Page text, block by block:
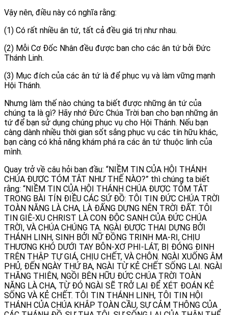
Vậy nên, điều này có nghĩa rằng:
(1) Có rất nhiều ân tứ, tất cả đều giá trị như nhau.
(2) Mỗi Cơ Đốc Nhân đều được ban cho các ân tứ bởi Đức
Thánh Linh.
(3) Mục đích của các ân tứ là để phục vụ và làm vững mạnh
Hội Thánh.
Nhưng làm thế nào chúng ta biết được những ân tứ của
chúng ta là gì? Hãy nhớ Đức Chúa Trời ban cho bạn những ân
tứ để bạn sử dụng chúng phục vụ cho Hội Thánh. Nếu bạn
càng dành nhiều thời gian sốt sắng phục vụ các tín hữu khác,
bạn càng có khả năng khám phá ra các ân tứ thuộc linh của
mình.
Quay trở về câu hỏi ban đầu: “NIỀM TIN CỦA HỘI THÁNH
CHÚA ĐƯỢC TÓM TẮT NHƯ THẾ NÀO?” thì chúng ta biết
rằng: “NIỀM TIN CỦA HỘI THÁNH CHÚA ĐƯỢC TÓM TẮT
TRONG BÀI TÍN ĐIỀU CÁC SỨ ĐỒ: TÔI TIN ĐỨC CHÚA TRỜI
TOÀN NĂNG LÀ CHA, LÀ ĐẤNG DỰNG NÊN TRỜI ĐẤT. TÔI
TIN GIÊ-XU CHRIST LÀ CON ĐỘC SANH CỦA ĐỨC CHÚA
TRỜI, VÀ CHÚA CHÚNG TA. NGÀI ĐƯỢC THAI DỰNG BỞI
THÁNH LINH, SINH BỞI NỮ ĐỒNG TRINH MA-RI, CHỊU
THƯƠNG KHÓ DƯỚI TAY BÔN-XƠ PHI-LÁT, BỊ ĐÓNG ĐINH
TRÊN THẬP TỰ GIÁ, CHỊU CHẾT, VÀ CHÔN. NGÀI XUỐNG ÂM
PHỦ, ĐẾN NGÀY THỨ BA, NGÀI TỪ KẺ CHẾT SỐNG LẠI. NGÀI
THĂNG THIÊN, NGỒI BÊN HỮU ĐỨC CHÚA TRỜI TOÀN
NĂNG LÀ CHA, TỪ ĐÓ NGÀI SẼ TRỞ LẠI ĐỂ XÉT ĐOÁN KẺ
SỐNG VÀ KẺ CHẾT. TÔI TIN THÁNH LINH, TÔI TIN HỘI
THÁNH CỦA CHÚA KHẮP TOÀN CẦU, SỰ CẢM THÔNG CỦA